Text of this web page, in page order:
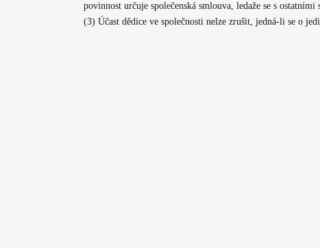
povinnost určuje společenská smlouva, ledaže se s
(3) Účast dědice ve společnosti nelze zrušit, jedná-li se o